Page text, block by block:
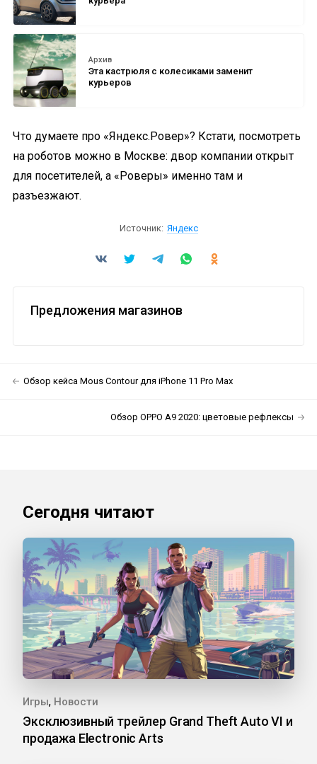
Архив
Эта кастрюля с колесиками заменит
курьеров
Что думаете про «Яндекс.Ровер»? Кстати, посмотреть
на роботов можно в Москве: двор компании открыт
для посетителей, а «Роверы» именно там и
разъезжают.
Источник: Яндекс
Предложения магазинов
Обзор кейса Mous Contour для iPhone 11 Pro Max
Обзор OPPO A9 2020: цветовые рефлексы
Сегодня читают
Игры, Новости
Эксклюзивный трейлер Grand Theft Auto VI и
продажа Electronic Arts